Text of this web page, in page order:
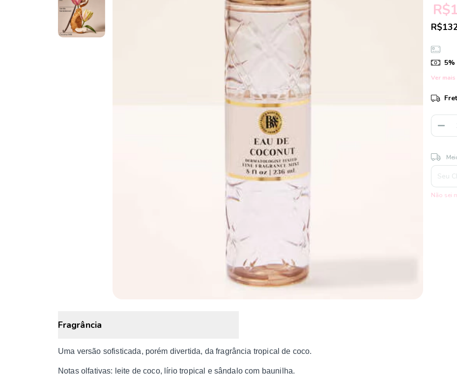
Fragrância
Uma versão sofisticada, porém divertida, da fragrância tropical de coco.
Notas olfativas: leite de coco, lírio tropical e sândalo com baunilha.
5%
Ver
Entregas
Não sei